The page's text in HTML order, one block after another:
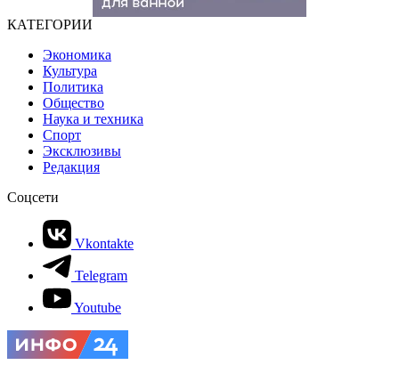
КАТЕГОРИИ
Экономика
Культура
Политика
Общество
Наука и техника
Спорт
Эксклюзивы
Редакция
Соцсети
Vkontakte
Telegram
Youtube